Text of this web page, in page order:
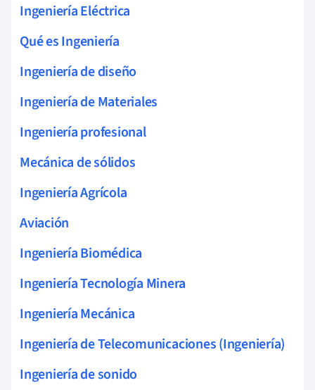
Ingeniería Eléctrica
Qué es Ingeniería
Ingeniería de diseño
Ingeniería de Materiales
Ingeniería profesional
Mecánica de sólidos
Ingeniería Agrícola
Aviación
Ingeniería Biomédica
Ingeniería Tecnología Minera
Ingeniería Mecánica
Ingeniería de Telecomunicaciones (Ingeniería)
Ingeniería de sonido